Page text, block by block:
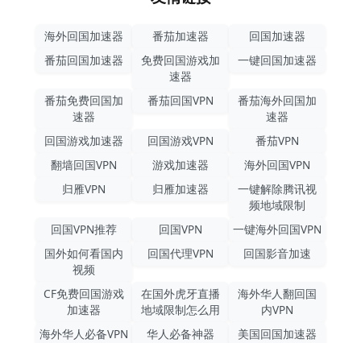
海外回国加速器 番茄加速器
回国加速器
番茄回国加速器
免费回国游戏加
速器
一键回国加速器
番茄免费回国加
速器
番茄回国VPN
番茄海外回国加
速器
回国游戏加速器
回国游戏VPN
番茄VPN
翻墙回国VPN
游戏加速器
海外回国VPN
归雁VPN
归雁加速器
一键解除腾讯视
频地域限制
回国VPN推荐
回国VPN
一键海外回国VPN
国外如何看国内
视频
回国代理VPN 回国影音加速
CF免费回国游戏
加速器
在国外虎牙直播
地域限制怎么用
海外华人翻回国
内VPN
海外华人必备VPN
华人必备神器
美国回国加速器